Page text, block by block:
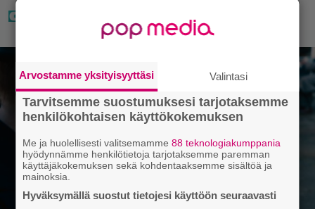
Arvostamme yksityisyyttäsi Valintasi
Tarvitsemme suostumuksesi tarjotaksemme
henkilökohtaisen käyttökokemuksen
Me ja huolellisesti valitsemamme88 teknologiakumppania
hyödynnämme henkilötietoja tarjotaksemme paremman
käyttäjäkokemuksen sekä kohdentaaksemme sisältöä ja
mainoksia.
Hyväksymällä suostut tietojesi käyttöön seuraavasti